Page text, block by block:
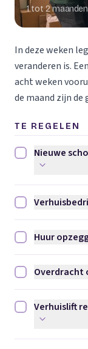
1 tot 2
In deze weken
veranderen is.
acht weken
de maand zijn de
TE REGELEN
Nieuwe school
Nieuwe
Verhuisbedrijf
Huur opzeggen
Huur
Overdracht
Overdracht
Verhuislift
Verhuislift